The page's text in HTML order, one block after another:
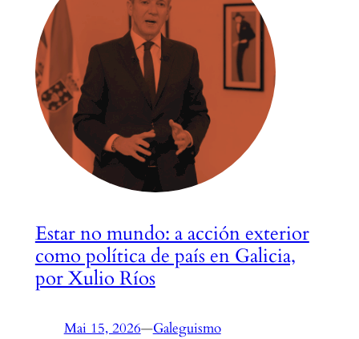
Estar no mundo: a acción exterior
como política de país en Galicia,
por Xulio Ríos
Mai 15, 2026—Galeguismo